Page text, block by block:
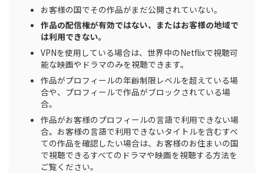
お客様の国でその作品がまだ公開されていない。
作品の配信権が有効ではない、またはお客様の地域で
は利用できない。
VPNを使用している場合は、世界中のNetflixで視聴可
能な映画やドラマのみを視聴できます。
作品がプロフィールの年齢制限レベルを超えている場
合や、プロフィールで作品がブロックされている場
合。
作品がお客様のプロフィールの言語で利用できない場
合。お客様の言語で利用できないタイトルを含むすべ
ての作品を確認したい場合は、お客様のお住まいの国
で視聴できるすべてのドラマや映画を視聴する方法を
ご覧ください。